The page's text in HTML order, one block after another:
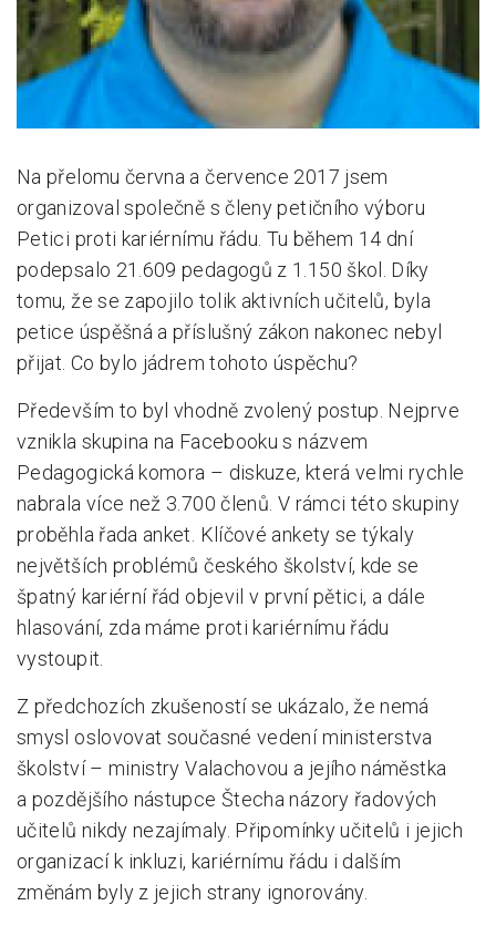
Kontakty
Na přelomu června a července 2017 jsem
organizoval společně s členy petičního výboru
Petici proti kariérnímu řádu. Tu během 14 dní
podepsalo 21.609 pedagogů z 1.150 škol. Díky
tomu, že se zapojilo tolik aktivních učitelů, byla
petice úspěšná a příslušný zákon nakonec nebyl
přijat. Co bylo jádrem tohoto úspěchu?
Především to byl vhodně zvolený postup. Nejprve
vznikla skupina na Facebooku s názvem
Pedagogická komora – diskuze, která velmi rychle
nabrala více než 3.700 členů. V rámci této skupiny
proběhla řada anket. Klíčové ankety se týkaly
největších problémů českého školství, kde se
špatný kariérní řád objevil v první pětici, a dále
hlasování, zda máme proti kariérnímu řádu
vystoupit.
Z předchozích zkušeností se ukázalo, že nemá
smysl oslovovat současné vedení ministerstva
školství – ministry Valachovou a jejího náměstka
a pozdějšího nástupce Štecha názory řadových
učitelů nikdy nezajímaly. Připomínky učitelů i jejich
organizací k inkluzi, kariérnímu řádu i dalším
změnám byly z jejich strany ignorovány.